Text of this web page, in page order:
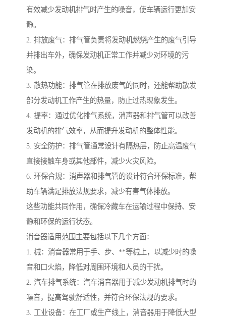
有效减少发动机排气时产生的噪音，使车辆运行更加安
静。
2. 排放废气：排气管负责将发动机燃烧产生的废气引导
并排出车外，确保发动机正常工作并减少对环境的污
染。
3. 散热功能：排气管在排放废气的同时，还能帮助散发
部分发动机工作产生的热量，防止过热现象发生。
4. 提率：通过优化排气系统，消声器和排气管可以改善
发动机的排气效率，从而提升发动机的整体性能。
5. 安全防护：排气管通常设计有隔热层，防止高温废气
直接接触车身或其他部件，减少火灾风险。
6. 环保合规：消声器和排气管的设计符合环保标准，帮
助车辆满足排放法规要求，减少有害气体排放。
这些功能共同作用，确保冷藏车在运输过程中保持、安
静和环保的运行状态。
消音器适用范围主要包括以下几个方面：
1. 械：消音器常用于手、步、**等械上，以减少时的噪
音和口火焰，降低对周围环境和人员的干扰。
2. 汽车排气系统：汽车消音器用于减少发动机排气时的
噪音，提高驾驶舒适性，并符合环保法规的要求。
3. 工业设备：在工厂或生产线上，消音器用于降低大型